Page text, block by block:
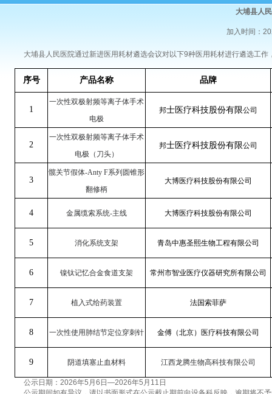
大埔县人
加入时间：
大埔县人民医院通过新进医用耗材遴选会议对以下9种医用耗材进行遴选工作
序号 产品名称 品牌
1
一次性双极射频等离子体手术
电极
邦士医疗科技股份有限公司
2
一次性双极射频等离子体手术
电极（刀头）
邦士医疗科技股份有限公司
3
髋关节假体-Anty F系列圆锥形
翻修柄
大博医疗科技股份有限公司
4 金属缆索系统-主线 大博医疗科技股份有限公司
5 消化系统支架 青岛中惠圣熙生物工程有限公司
6 镍钛记忆合金食道支架 常州市智业医疗仪器研究所有限公司
7 植入式给药装置 法国索菲萨
8 一次性使用肺结节定位穿刺针 金傅（北京）医疗科技有限公司
9 阴道填塞止血材料 江西龙腾生物高科技有限公司
公示日期：2026年5月6日—2026年5月11日